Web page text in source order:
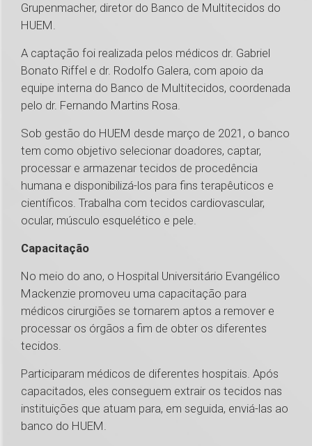
Grupenmacher, diretor do Banco de Multitecidos do
HUEM.
A captação foi realizada pelos médicos dr. Gabriel
Bonato Riffel e dr. Rodolfo Galera, com apoio da
equipe interna do Banco de Multitecidos, coordenada
pelo dr. Fernando Martins Rosa.
Sob gestão do HUEM desde março de 2021, o banco
tem como objetivo selecionar doadores, captar,
processar e armazenar tecidos de procedência
humana e disponibilizá-los para fins terapêuticos e
científicos. Trabalha com tecidos cardiovascular,
ocular, músculo esquelético e pele.
Capacitação
No meio do ano, o Hospital Universitário Evangélico
Mackenzie promoveu uma capacitação para
médicos cirurgiões se tornarem aptos a remover e
processar os órgãos a fim de obter os diferentes
tecidos.
Participaram médicos de diferentes hospitais. Após
capacitados, eles conseguem extrair os tecidos nas
instituições que atuam para, em seguida, enviá-las ao
banco do HUEM.